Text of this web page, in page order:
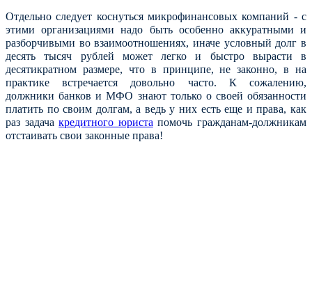
Отдельно следует коснуться микрофинансовых компаний - с
этими организациями надо быть особенно аккуратными и
разборчивыми во взаимоотношениях, иначе условный долг в
десять тысяч рублей может легко и быстро вырасти в
десятикратном размере, что в принципе, не законно, в на
практике встречается довольно часто. К сожалению,
должники банков и МФО знают только о своей обязанности
платить по своим долгам, а ведь у них есть еще и права, как
раз задачакредитного юриста помочь гражданам-должникам
отстаивать свои законные права!